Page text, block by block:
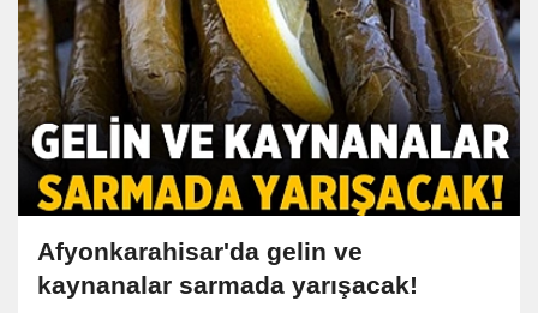
Afyonkarahisar'da gelin ve
kaynanalar sarmada yarışacak!